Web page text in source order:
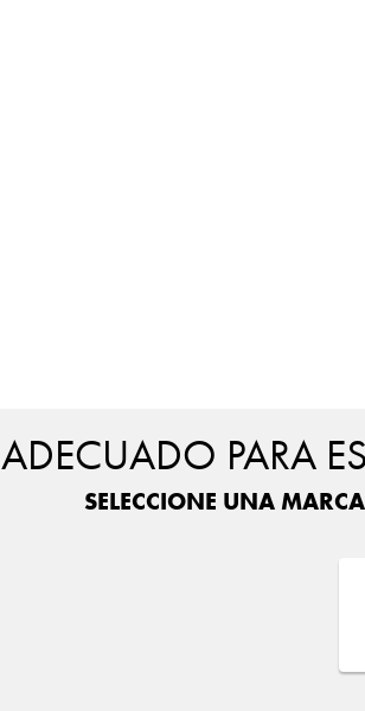
ADECUADO PARA
SELECCIONE UNA